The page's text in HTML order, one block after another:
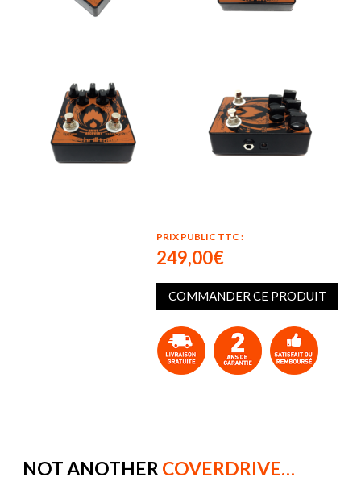
PRIX PUBLIC TTC :
249,00€
COMMANDER CE PRODUIT
NOT ANOTHER COVERDRIVE…